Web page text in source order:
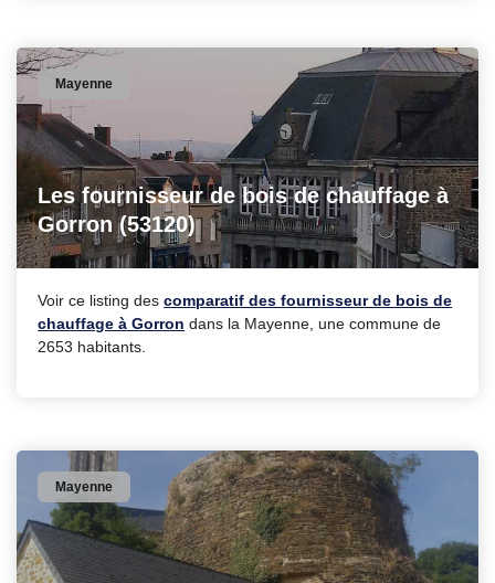
Les fournisseur de bois de chauffage à
Gorron (53120)
Mayenne
Voir ce listing descomparatif des fournisseur de bois de
chauffage à Gorron dans la Mayenne, une commune de
2653 habitants.
Mayenne